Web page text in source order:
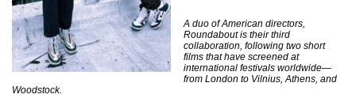
A duo of American directors,
Roundabout is their third
collaboration, following two short
films that have screened at
international festivals worldwide—
from London to Vilnius, Athens, and
Woodstock.